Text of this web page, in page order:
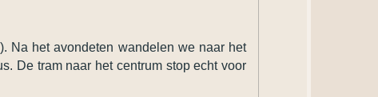
Na het avondeten wandelen we naar het
De tram naar het centrum stop echt voor